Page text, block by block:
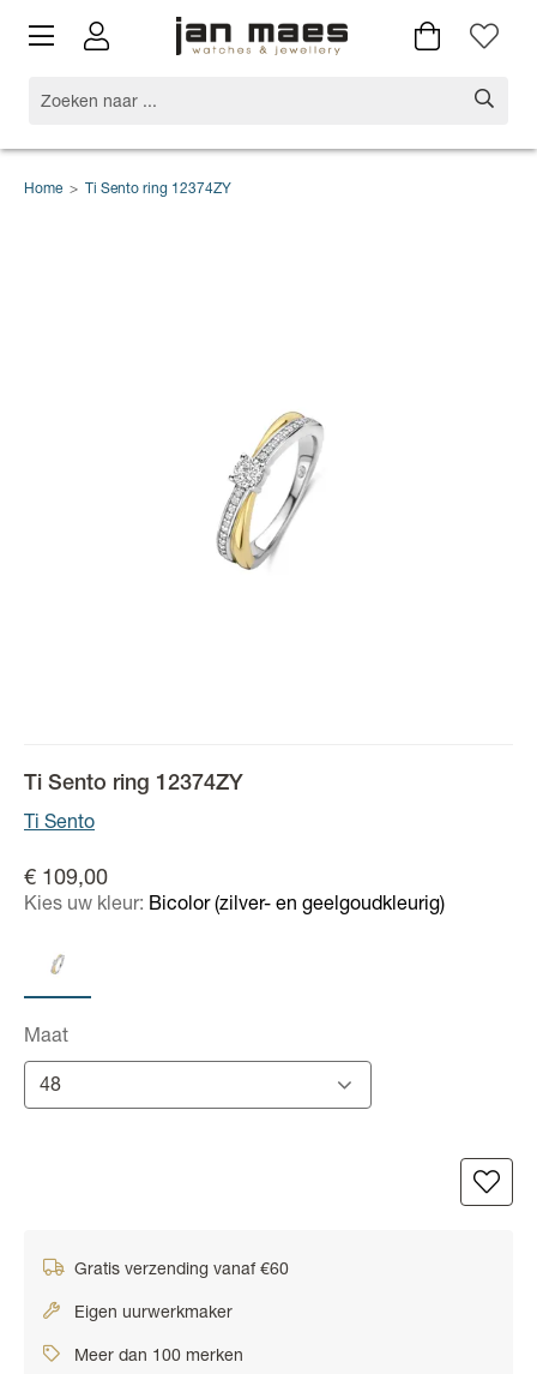
Home > Ti Sento ring 12374ZY
Ti Sento ring 12374ZY
Ti Sento
€ 109,00
Kies uw kleur: Bicolor (zilver- en geelgoudkleurig)
Maat
48
Gratis verzending vanaf €60
Eigen uurwerkmaker
Meer dan 100 merken